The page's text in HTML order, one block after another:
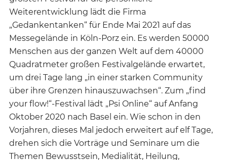
Weiterentwicklung lädt die Firma
„Gedankentanken“ für Ende Mai 2021 auf das
Messegelände in Köln-Porz ein. Es werden 50000
Menschen aus der ganzen Welt auf dem 40000
Quadratmeter großen Festivalgelände erwartet,
um drei Tage lang „in einer starken Community
über ihre Grenzen hinauszuwachsen“. Zum „find
your flow!“-Festival lädt „Psi Online“ auf Anfang
Oktober 2020 nach Basel ein. Wie schon in den
Vorjahren, dieses Mal jedoch erweitert auf elf Tage,
drehen sich die Vorträge und Seminare um die
Themen Bewusstsein, Medialität, Heilung,